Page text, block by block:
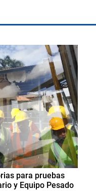
para pruebas
y Equipo Pesado